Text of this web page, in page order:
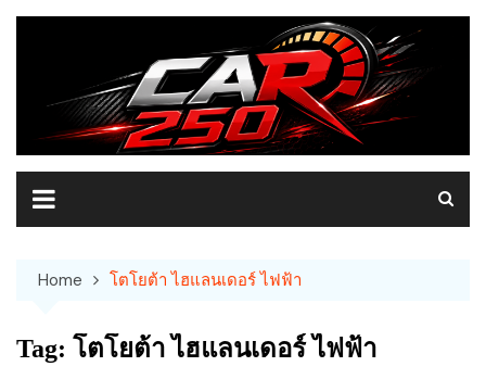
Skip
Home โตโยต้า ไฮแลนเดอร์ ไฟฟ้า
Tag: โตโยต้า ไฮแลนเดอร์ ไฟฟ้า